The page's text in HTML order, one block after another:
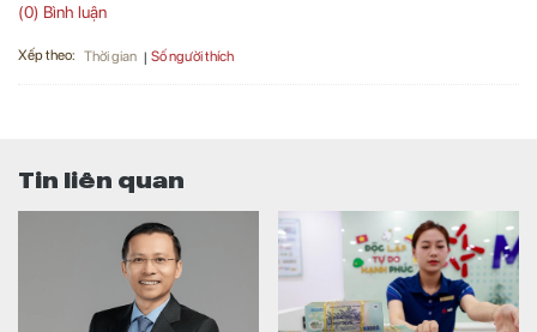
(0) Bình luận
Xếp theo: Thời gian Số người thích
Tin liên quan